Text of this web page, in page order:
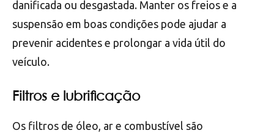
necessário, enquanto a suspensão amortece os
impactos do solo e garante o conforto dos
ocupantes.
regularmente, trocando qualquer peça que esteja
danificada ou desgastada. Manter os freios e a